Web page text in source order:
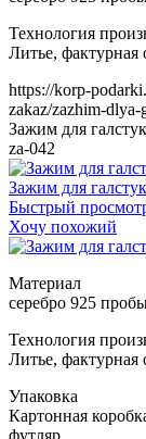
https://korp-
zakaz/zazhim-dlya-
Зажим для
za-042
Зажим для
Быстрый
Хочу похожий